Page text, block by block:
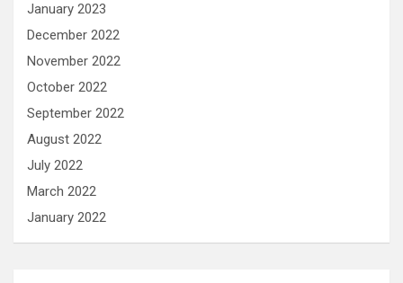
January 2023
December 2022
November 2022
October 2022
September 2022
August 2022
July 2022
March 2022
January 2022